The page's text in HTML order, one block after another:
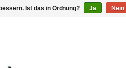
Ist das in Ordnung? Ja Nein